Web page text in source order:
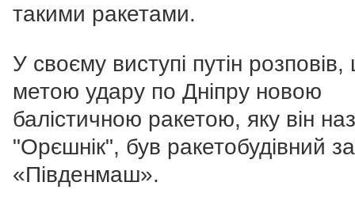
такими ракетами.
У своєму виступі путін
метою удару по Дніпру новою
балістичною ракетою, яку він
"Орєшнік", був ракетобудівний
«Південмаш».